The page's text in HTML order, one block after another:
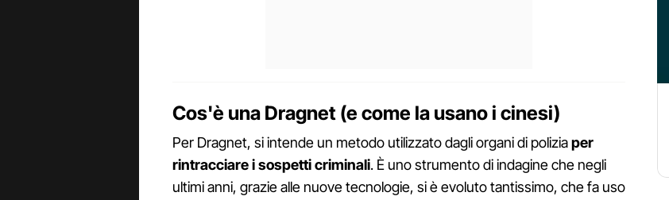
Cos'è una Dragnet (e come la usano i cinesi)
Per Dragnet, si intende un metodo utilizzato dagli organi di poliziaper
rintracciare i sospetti criminali. È uno strumento di indagine che negli
ultimi anni, grazie alle nuove tecnologie, si è evoluto tantissimo, che fa uso